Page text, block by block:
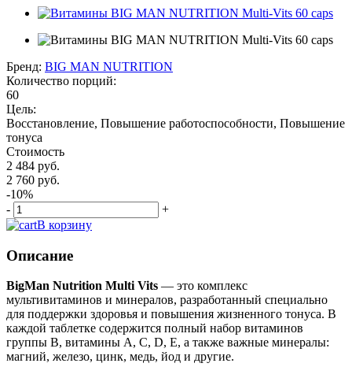
Бренд: BIG MAN NUTRITION
Количество порций:
60
Цель:
Восстановление, Повышение работоспособности, Повышение
тонуса
Стоимость
2 484 руб.
2 760 руб.
-10%
-
+
В корзину
Описание
BigMan Nutrition Multi Vits — это комплекс
мультивитаминов и минералов, разработанный специально
для поддержки здоровья и повышения жизненного тонуса. В
каждой таблетке содержится полный набор витаминов
группы B, витамины A, C, D, E, а также важные минералы:
магний, железо, цинк, медь, йод и другие.